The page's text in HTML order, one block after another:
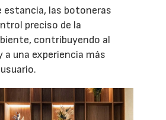
estancia, las botoneras
preciso de la
contribuyendo al
una experiencia más